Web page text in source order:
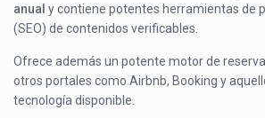
anual y contiene potentes herramientas de
(SEO) de contenidos verificables.
Ofrece además un potente motor de
otros portales como Airbnb, Booking y
tecnología disponible.